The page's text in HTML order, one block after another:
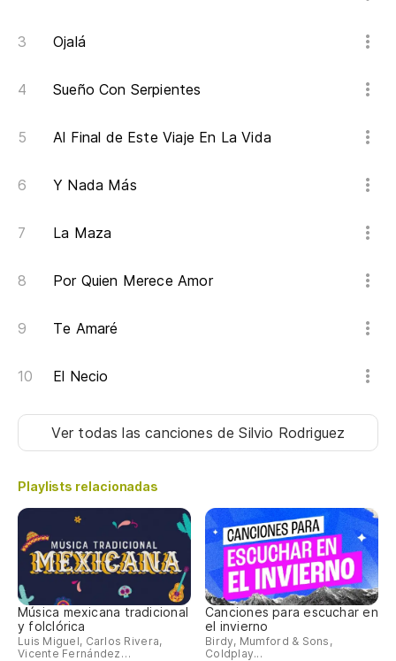
Ojalá
Sueño Con Serpientes
Al Final de Este Viaje En La Vida
Y Nada Más
La Maza
Por Quien Merece Amor
Te Amaré
El Necio
Ver todas las canciones de Silvio Rodriguez
Playlists relacionadas
Música mexicana tradicional
y folclórica
Luis Miguel, Carlos Rivera,
Vicente Fernández…
Canciones para escuchar en
el invierno
Birdy, Mumford & Sons,
Coldplay...